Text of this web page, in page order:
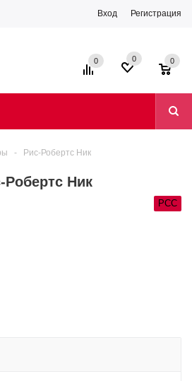
Вход Регистрация
0 0 0
- Рис-Робертс Ник
Робертс Ник
РСС